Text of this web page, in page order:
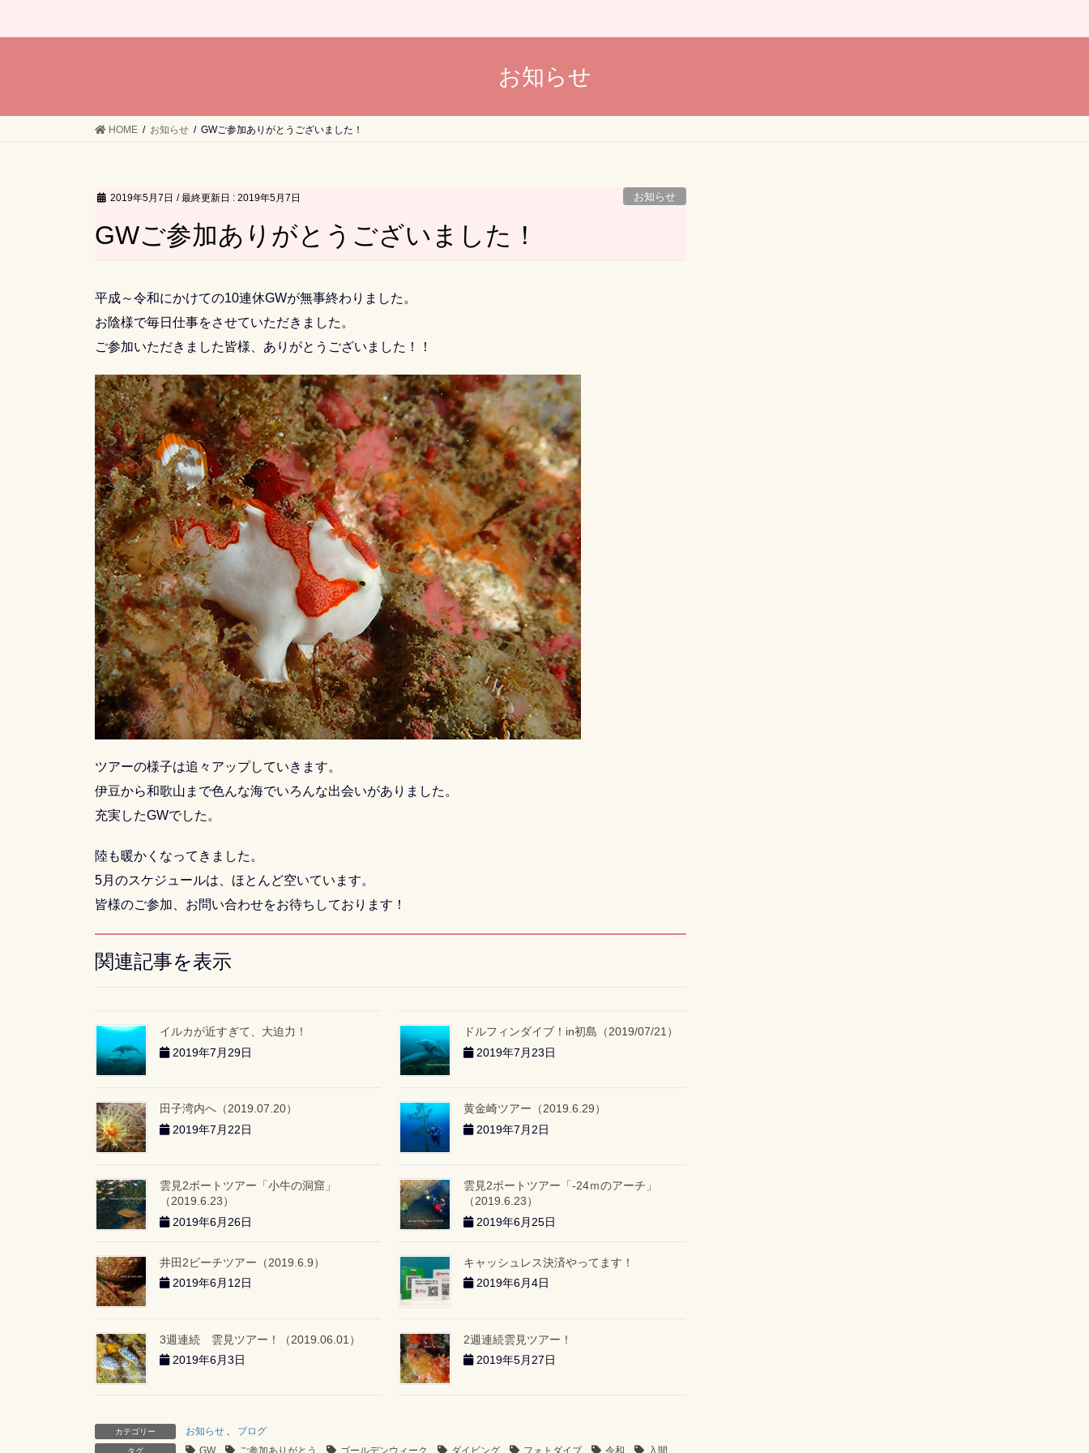
お知らせ
HOME お知らせ GWご参加ありがとうございました！
2019年5月7日 / 最終更新日 : 2019年5月7日 お知らせ
GWご参加ありがとうございました！
平成～令和にかけての10連休GWが無事終わりました。
お陰様で毎日仕事をさせていただきました。
ご参加いただきました皆様、ありがとうございました！！
ツアーの様子は追々アップしていきます。
伊豆から和歌山まで色んな海でいろんな出会いがありました。
充実したGWでした。
陸も暖かくなってきました。
5月のスケジュールは、ほとんど空いています。
皆様のご参加、お問い合わせをお待ちしております！
関連記事を表示
イルカが近すぎて、大迫力！
2019年7月29日
ドルフィンダイブ！in初島（2019/07/21）
2019年7月23日
田子湾内へ（2019.07.20）
2019年7月22日
黄金崎ツアー（2019.6.29）
2019年7月2日
雲見2ボートツアー「小牛の洞窟」
（2019.6.23）
2019年6月26日
雲見2ボートツアー「-24ｍのアーチ」
（2019.6.23）
2019年6月25日
井田2ビーチツアー（2019.6.9）
2019年6月12日
キャッシュレス決済やってます！
2019年6月4日
3週連続 雲見ツアー！（2019.06.01）
2019年6月3日
2週連続雲見ツアー！
2019年5月27日
カテゴリー お知らせ 、 ブログ